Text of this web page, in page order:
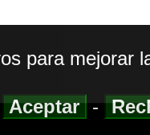
para mejorar
Aceptar-